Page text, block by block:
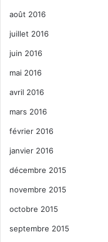
août 2016
juillet 2016
juin 2016
mai 2016
avril 2016
mars 2016
février 2016
janvier 2016
décembre 2015
novembre 2015
octobre 2015
septembre 2015